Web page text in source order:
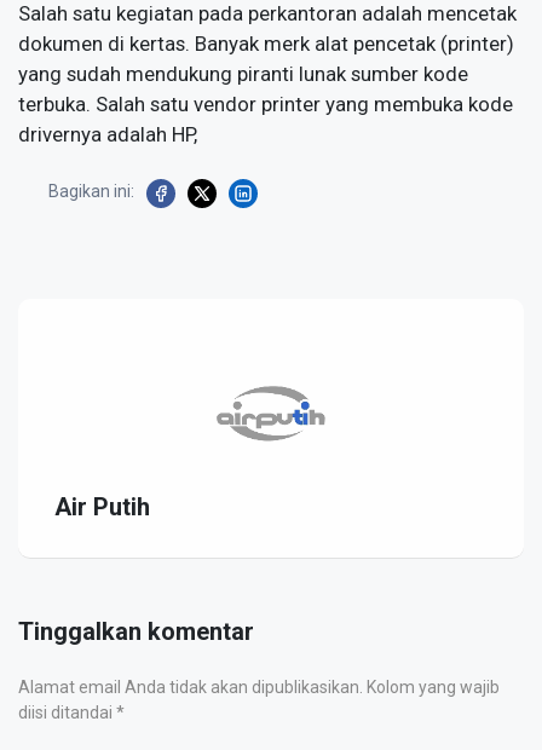
Salah satu kegiatan pada perkantoran adalah mencetak
dokumen di kertas. Banyak merk alat pencetak (printer)
yang sudah mendukung piranti lunak sumber kode
terbuka. Salah satu vendor printer yang membuka kode
drivernya adalah HP,
Bagikan ini:
Air Putih
Tinggalkan komentar
Alamat email Anda tidak akan dipublikasikan. Kolom yang wajib
diisi ditandai *